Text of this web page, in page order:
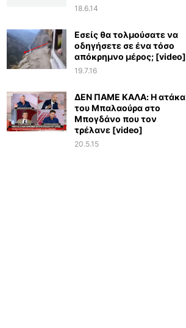
18.6.14
Εσείς θα τολμούσατε να
οδηγήσετε σε ένα τόσο
απόκρημνο μέρος; [video]
19.7.16
ΔΕΝ ΠΑΜΕ ΚΑΛΑ: Η ατάκα
του Μπαλαούρα στο
Μπογδάνο που τον
τρέλανε [video]
20.5.15